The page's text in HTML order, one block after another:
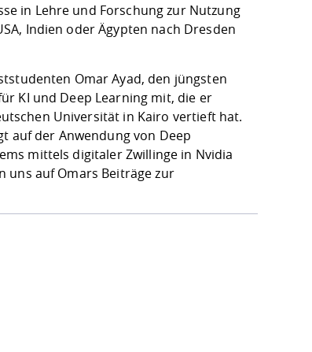
in Lehre und Forschung zur Nutzung
Indien oder Ägypten nach Dresden
Omar Ayad, den jüngsten
KI und Deep Learning mit, die er
Universität in Kairo vertieft hat.
auf der Anwendung von Deep
mittels digitaler Zwillinge in Nvidia
uns auf Omars Beiträge zur